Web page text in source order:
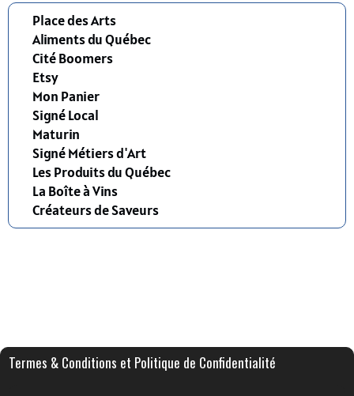
Place des Arts
Aliments du Québec
Cité Boomers
Etsy
Mon Panier
Signé Local
Maturin
Signé Métiers d'Art
Les Produits du Québec
La Boîte à Vins
Créateurs de Saveurs
Termes & Conditions et Politique de Confidentialité